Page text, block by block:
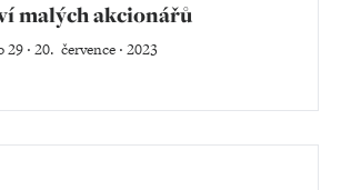
malých akcionářů
29 ‧ 20. července ‧ 2023